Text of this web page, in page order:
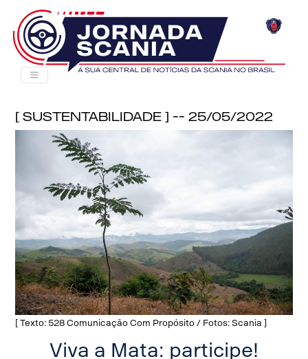
[ Sustentabilidade ] -- 25/05/2022
[ Texto: 528 Comunicação Com Propósito / Fotos: Scania ]
Viva a Mata: participe!